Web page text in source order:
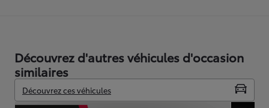
Découvrez d'autres véhicules d'occasion
similaires
Découvrez ces véhicules